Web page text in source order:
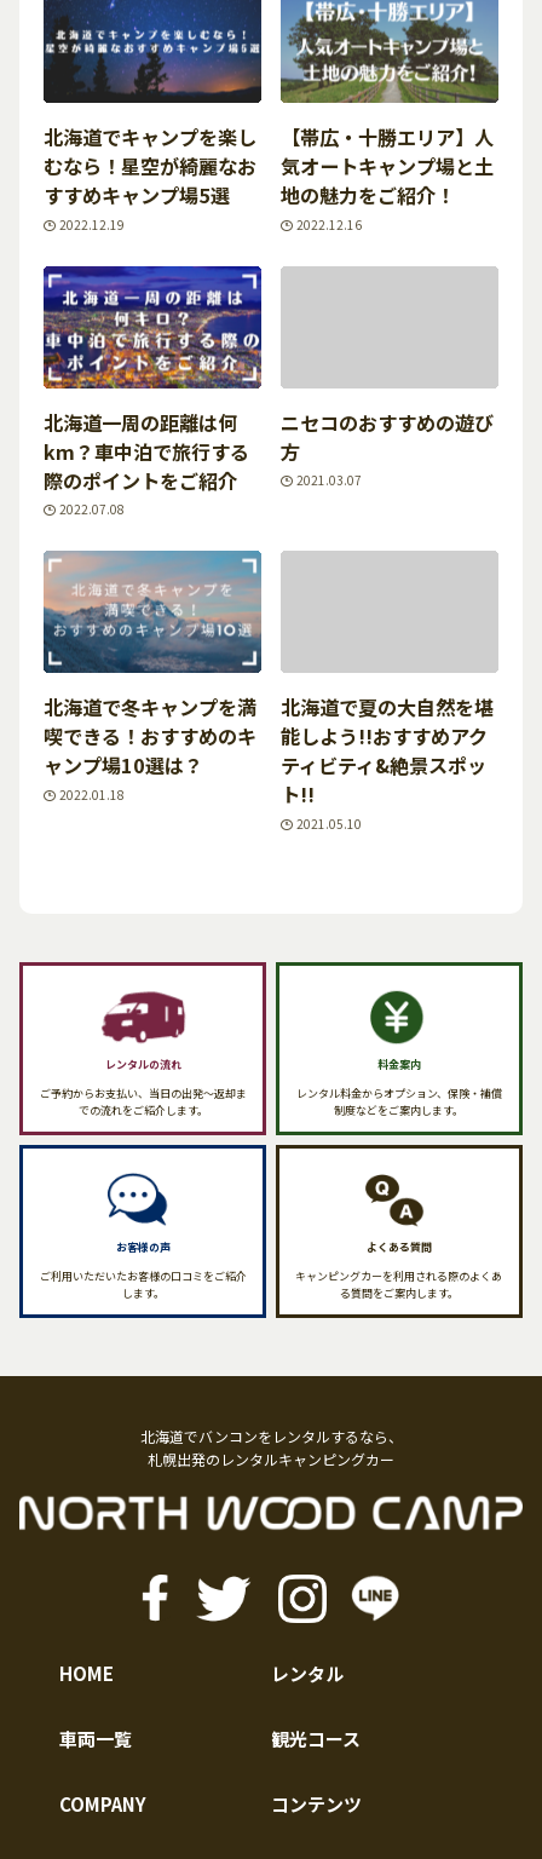
北海道でキャンプを楽し
むなら！星空が綺麗なお
すすめキャンプ場5選
2022.12.19
【帯広・十勝エリア】人
気オートキャンプ場と土
地の魅力をご紹介！
2022.12.16
北海道一周の距離は何
km？車中泊で旅行する
際のポイントをご紹介
2022.07.08
ニセコのおすすめの遊び
方
2021.03.07
北海道で冬キャンプを満
喫できる！おすすめのキ
ャンプ場10選は？
2022.01.18
北海道で夏の大自然を堪
能しよう!!おすすめアク
ティビティ&絶景スポッ
ト!!
2021.05.10
レンタルの流れ
ご予約からお支払い、当日の出発〜返却ま
での流れをご紹介します。
料金案内
レンタル料金からオプション、保険・補償
制度などをご案内します。
お客様の声
ご利用いただいたお客様の口コミをご紹介
します。
よくある質問
キャンピングカーを利用される際のよくあ
る質問をご案内します。
北海道でバンコンをレンタルするなら、
札幌出発のレンタルキャンピングカー
HOME
車両一覧
レンタル
観光コース
COMPANY コンテンツ